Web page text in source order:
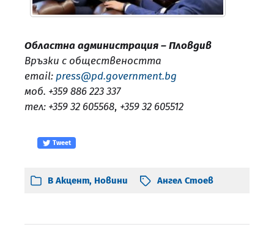
Областна администрация – Пловдив
Връзки с обществеността
email:press@pd.government.bg
моб. +359 886 223 337
тел: +359 32 605568, +359 32 605512
Tweet
В Акцент, Новини Ангел Стоев